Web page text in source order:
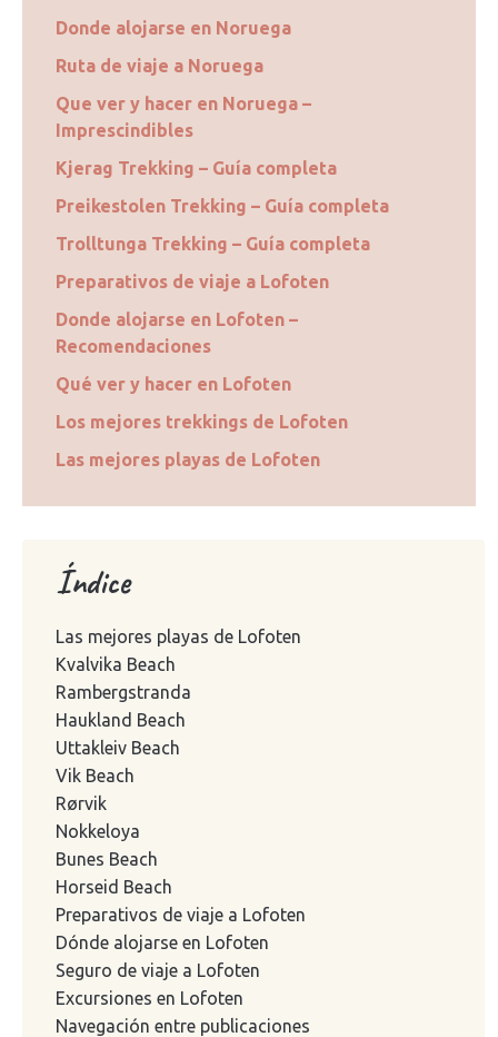
Donde alojarse en Noruega
Ruta de viaje a Noruega
Que ver y hacer en Noruega –
Imprescindibles
Kjerag Trekking – Guía completa
Preikestolen Trekking – Guía completa
Trolltunga Trekking – Guía completa
Preparativos de viaje a Lofoten
Donde alojarse en Lofoten –
Recomendaciones
Qué ver y hacer en Lofoten
Los mejores trekkings de Lofoten
Las mejores playas de Lofoten
Índice
Las mejores playas de Lofoten
Kvalvika Beach
Rambergstranda
Haukland Beach
Uttakleiv Beach
Vik Beach
Rørvik
Nokkeloya
Bunes Beach
Horseid Beach
Preparativos de viaje a Lofoten
Dónde alojarse en Lofoten
Seguro de viaje a Lofoten
Excursiones en Lofoten
Navegación entre publicaciones